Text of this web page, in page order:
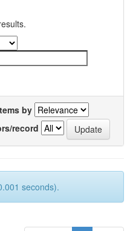
by
record
seconds).